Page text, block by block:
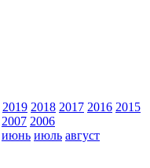
2019 2018 2017 2016 2015
2007 2006
июнь июль август